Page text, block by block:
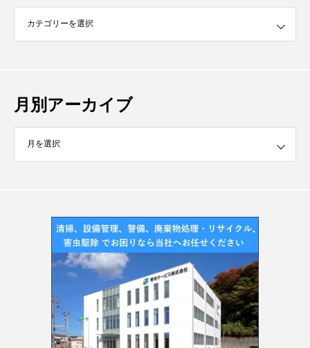
月別アーカイブ